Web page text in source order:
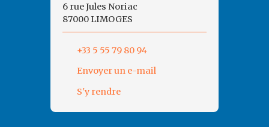
6 rue Jules Noriac
87000 LIMOGES
+33 5 55 79 80 94
Envoyer un e-mail
S'y rendre